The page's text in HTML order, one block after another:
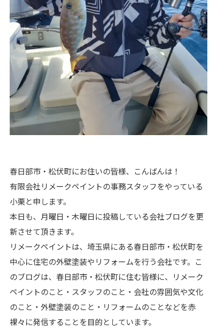
春日部市・松伏町にお住いの皆様、こんばんは！
有限会社リメークペイントの事務スタッフをやっている
小栗と申します。
本日も、月曜日・木曜日に投稿している会社ブログを更
新させて頂きます。
リメークペイントは、埼玉県にある春日部市・松伏町を
中心に住宅の外壁塗装やリフォームを行う会社です。こ
のブログは、春日部市・松伏町に住む皆様に、リメーク
ペイントのこと・スタッフのこと・会社の雰囲気や文化
のこと・外壁塗装のこと・リフォームのことなどを赤
裸々に発信することを目的としています。